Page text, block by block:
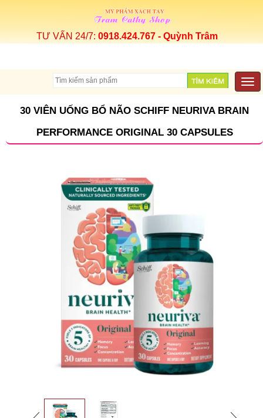
TƯ VẤN 24/7: 0918.424.767 - Quỳnh Trâm
30 VIÊN UỐNG BỔ NÃO SCHIFF NEURIVA BRAIN
PERFORMANCE ORIGINAL 30 CAPSULES